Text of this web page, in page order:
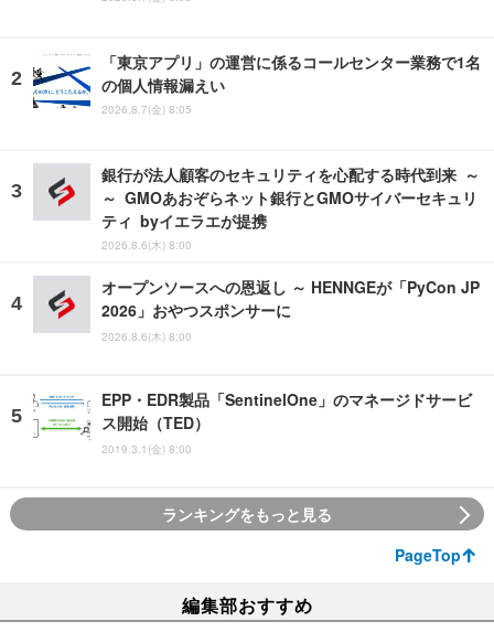
「東京アプリ」の運営に係るコールセンター業務で1名
の個人情報漏えい
2026.8.7(金) 8:05
銀行が法人顧客のセキュリティを心配する時代到来 ～
～ GMOあおぞらネット銀行とGMOサイバーセキュリ
ティ byイエラエが提携
2026.8.6(木) 8:00
オープンソースへの恩返し ～ HENNGEが「PyCon JP
2026」おやつスポンサーに
2026.8.6(木) 8:00
EPP・EDR製品「SentinelOne」のマネージドサービ
ス開始（TED）
2019.3.1(金) 8:00
ランキングをもっと見る
PageTop
編集部おすすめ